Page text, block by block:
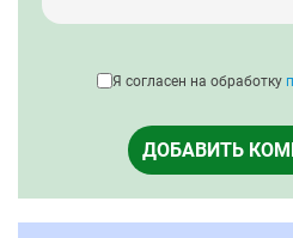
Я согласен на обработку
ДОБАВИТЬ